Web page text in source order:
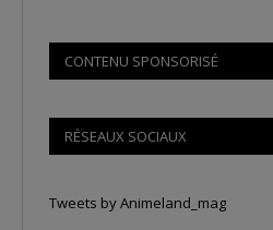
CONTENU SPONSORISÉ
RÉSEAUX SOCIAUX
Tweets by Animeland_mag